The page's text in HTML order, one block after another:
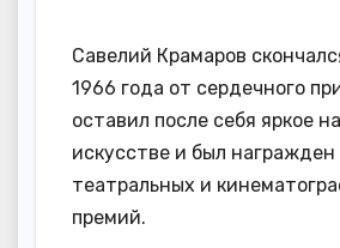
Савелий Крамаров
1966 года от сердечного
оставил после себя яркое
искусстве и был
театральных и
премий.